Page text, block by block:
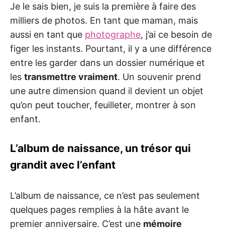
Je le sais bien, je suis la première à faire des
milliers de photos. En tant que maman, mais
aussi en tant que photographe, j’ai ce besoin de
figer les instants. Pourtant, il y a une différence
entre les garder dans un dossier numérique et
les transmettre vraiment. Un souvenir prend
une autre dimension quand il devient un objet
qu’on peut toucher, feuilleter, montrer à son
enfant.
L’album de naissance, un trésor qui
grandit avec l’enfant
L’album de naissance, ce n’est pas seulement
quelques pages remplies à la hâte avant le
premier anniversaire. C’est une mémoire